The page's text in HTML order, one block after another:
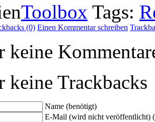
Toolbox Tags:
(0) Einen Kommentar schreiben
keine
keine Trackbacks
Name (benötigt)
E-Mail (wird nicht veröffentlicht)